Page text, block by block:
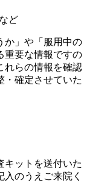
ど
か」や「服用中の
重要な情報ですの
れらの情報を確認
・確定させていた
キットを送付いた
のうえご来院く